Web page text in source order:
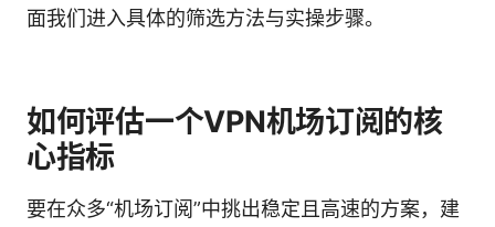
面我们进入具体的筛选方法与实操步骤。
如何评估一个VPN机场订阅的核
心指标
要在众多“机场订阅”中挑出稳定且高速的方案，建